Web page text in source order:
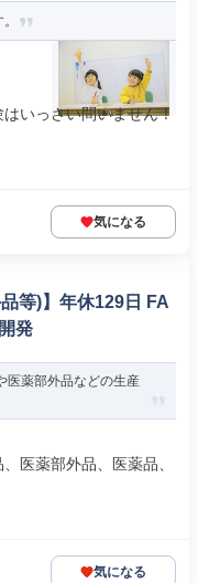
いっさい問いません！
気になる
等)】年休129日 FA
発
医薬部外品などの生産
医薬部外品、医薬品、
気になる